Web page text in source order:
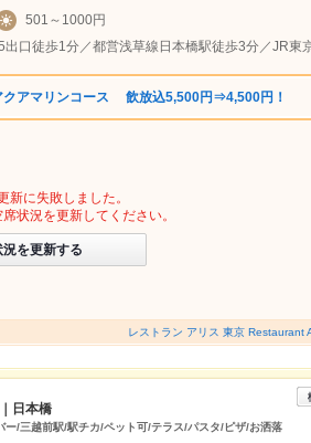
501～1000円
出口徒歩1分／都営浅草線日本橋駅徒歩3分／JR東
クアマリンコース 飲放込5,500円⇒4,500円！
新に失敗しました。
状況を更新してください。
況を更新する
レストラン アリス 東京 Restaurant
日本橋
ー/三越前駅/駅チカ/ペット可/テラス/パスタ/ピザ/お洒落